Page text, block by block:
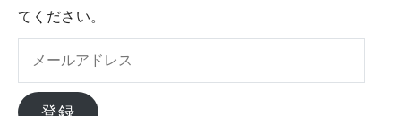
てください。
ル
登録